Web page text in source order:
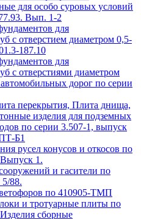
для особо суровых условий
Вып. 1-2
для
с отверстием диаметром 0,5-
187.10
для
с отверстиями диаметром
дорог по серии
перекрытия, Плита днища,
изделия для подземных
по серии 3.507-1, выпуск
Б1
русел конусов и откосов по
1.
и гасители по
88.
по 410905-ТМП
и тротуарные плиты по
сборные